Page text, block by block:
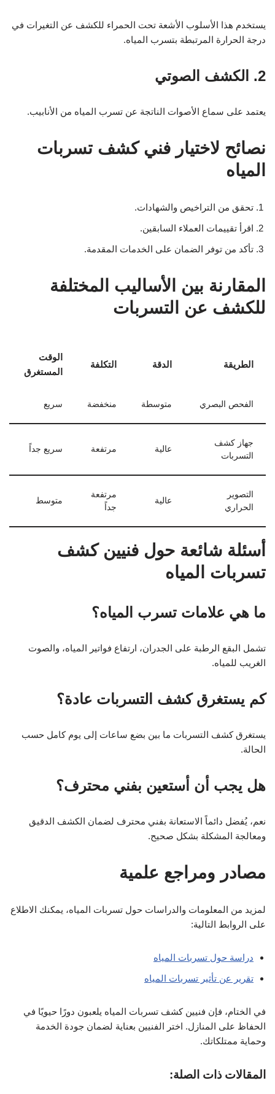
يستخدم هذا الأسلوب الأشعة تحت الحمراء للكشف عن التغيرات في
درجة الحرارة المرتبطة بتسرب المياه.
2. الكشف الصوتي
يعتمد على سماع الأصوات الناتجة عن تسرب المياه من الأنابيب.
نصائح لاختيار فني كشف تسربات
المياه
تحقق من التراخيص والشهادات.
اقرأ تقييمات العملاء السابقين.
تأكد من توفر الضمان على الخدمات المقدمة.
المقارنة بين الأساليب المختلفة
للكشف عن التسربات
الطريقة الدقة التكلفة
الوقت
المستغرق
الفحص البصري متوسطة منخفضة سريع
جهاز كشف
التسربات
عالية مرتفعة سريع جداً
التصوير
الحراري
عالية
مرتفعة
جداً
متوسط
أسئلة شائعة حول فنيين كشف
تسربات المياه
ما هي علامات تسرب المياه؟
تشمل البقع الرطبة على الجدران، ارتفاع فواتير المياه، والصوت
الغريب للمياه.
كم يستغرق كشف التسربات عادة؟
يستغرق كشف التسربات ما بين بضع ساعات إلى يوم كامل حسب
الحالة.
هل يجب أن أستعين بفني محترف؟
نعم، يُفضل دائماً الاستعانة بفني محترف لضمان الكشف الدقيق
ومعالجة المشكلة بشكل صحيح.
مصادر ومراجع علمية
لمزيد من المعلومات والدراسات حول تسربات المياه، يمكنك الاطلاع
على الروابط التالية:
دراسة حول تسربات المياه
تقرير عن تأثير تسربات المياه
في الختام، فإن فنيين كشف تسربات المياه يلعبون دورًا حيويًا في
الحفاظ على المنازل. اختر الفنيين بعناية لضمان جودة الخدمة
وحماية ممتلكاتك.
المقالات ذات الصلة: